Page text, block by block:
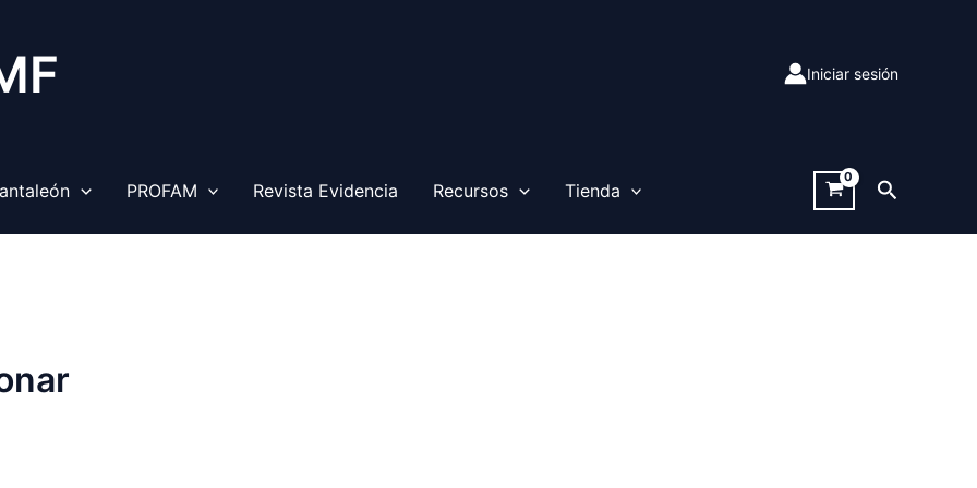
Iniciar sesión
PROFAM Revista Evidencia Recursos Tienda Buscar